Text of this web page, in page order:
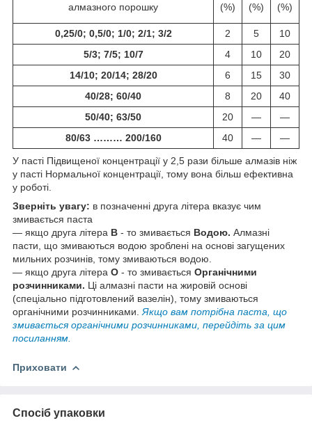
алмазного порошку
(%)
(%)
(%)
0,25/0; 0,5/0; 1/0; 2/1; 3/2 2 5
10
5/3; 7/5; 10/7
4 10
20
14/10; 20/14; 28/20
6 15
30
40/28; 60/40
8 20
40
50/40; 63/50
20 —
—
80/63 ……… 200/160
40 — —
У пасті Підвищеної концентрації у 2,5 рази більше алмазів ніж
у пасті Нормальної концентрації, тому вона більш ефективна
у роботі.
Зверніть увагу: в позначенні друга літера вказує чим
змивається паста
— якщо друга літера В - то змивається Водою. Алмазні
пасти, що змиваються водою зроблені на основі загущених
мильних розчинів, тому змиваються водою.
— якщо друга літера О - то змивається Органічними
розчинниками. Ці алмазні пасти на жировій основі
(спеціально підготовлений вазелін), тому змиваються
органічними розчинниками. Якщо вам потрібна паста, що
змивається органічними розчинниками, перейдіть за цим
посиланням.
Приховати
Спосіб упаковки